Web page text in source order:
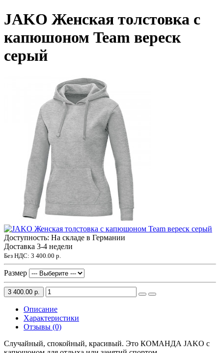
JAKO Женская толстовка с
капюшоном Team вереск
серый
Доступность: На складе в Германии
Доставка 3-4 недели
Без НДС: 3 400.00 р.
Размер
3 400.00 р.
Описание
Характеристики
Отзывы (0)
Случайный, спокойный, красивый. Это КОМАНДА JAKO с